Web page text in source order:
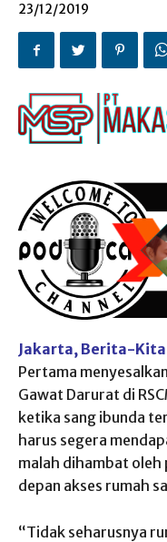
23/12/2019
Jakarta, Berita-Kita
Pertama
Gawat Darurat di
ketika sang ibunda
harus segera
malah dihambat oleh
depan akses rumah
“Tidak seharusnya